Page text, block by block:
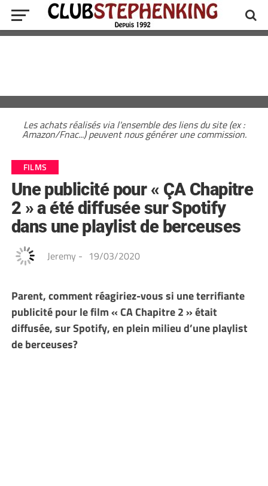
Les achats réalisés via l'ensemble des liens du site (ex :
Amazon/Fnac...) peuvent nous générer une commission.
FILMS
Une publicité pour « ÇA Chapitre
2 » a été diffusée sur Spotify
dans une playlist de berceuses
Jeremy - 19/03/2020
Parent, comment réagiriez-vous si une terrifiante
publicité pour le film « CA Chapitre 2 » était
diffusée, sur Spotify, en plein milieu d’une playlist
de berceuses?